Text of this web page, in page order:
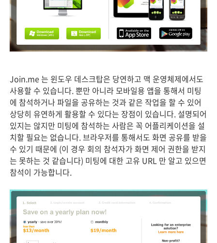
Join.me 는 윈도우 데스크탑은 당연하고 맥 운영체제에서도
사용할 수 있습니다. 뿐만 아니라 모바일용 앱을 통해서 미팅
에 참석하거나 파일을 공유하는 것과 같은 작업을 할 수 있어
상당히 유연하게 활용할 수 있다는 장점이 있습니다. 설명되어
있지는 않지만 미팅에 참석하는 사람은 꼭 어플리케이션을 설
치할 필요는 없습니다. 브라우저를 통해서도 화면 공유를 받을
수 있기 때문에 (이 경우 회의 참석자가 화면 제어 권한을 받지
는 못하는 것 같습니다) 미팅에 대한 고유 URL 만 알고 있으면
참석이 가능합니다.